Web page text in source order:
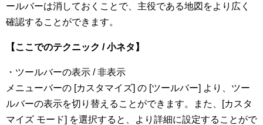
ールバーは消しておくことで、主役である地図をより広く
確認することができます。
【ここでのテクニック / 小ネタ】
・ツールバーの表示 / 非表示
メニューバーの [カスタマイズ] の [ツールバー] より、ツー
ルバーの表示を切り替えることができます。また、[カスタ
マイズ モード] を選択すると、より詳細に設定することがで